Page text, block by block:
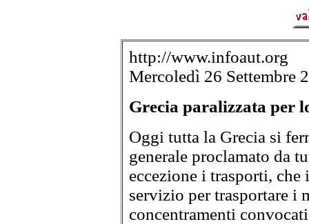
http://www.infoaut.org
Mercoledì 26 Settembre
Grecia paralizzata per
Oggi tutta la Grecia si
generale proclamato da
eccezione i trasporti, che
servizio per trasportare i
concentramenti